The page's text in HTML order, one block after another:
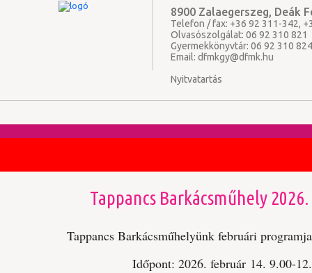
8900 Zalaegerszeg, Deák
Telefon / fax: +36 92 311-342,
Olvasószolgálat: 06 92 310 821
Gyermekkönyvtár: 06 92 310
Email:dfmkgy@dfmk.hu
Nyitvatartás
Tappancs Barkácsműhely
Tappancs Barkácsműhelyünk februári
Időpont: 2026. február 14. 9.00-